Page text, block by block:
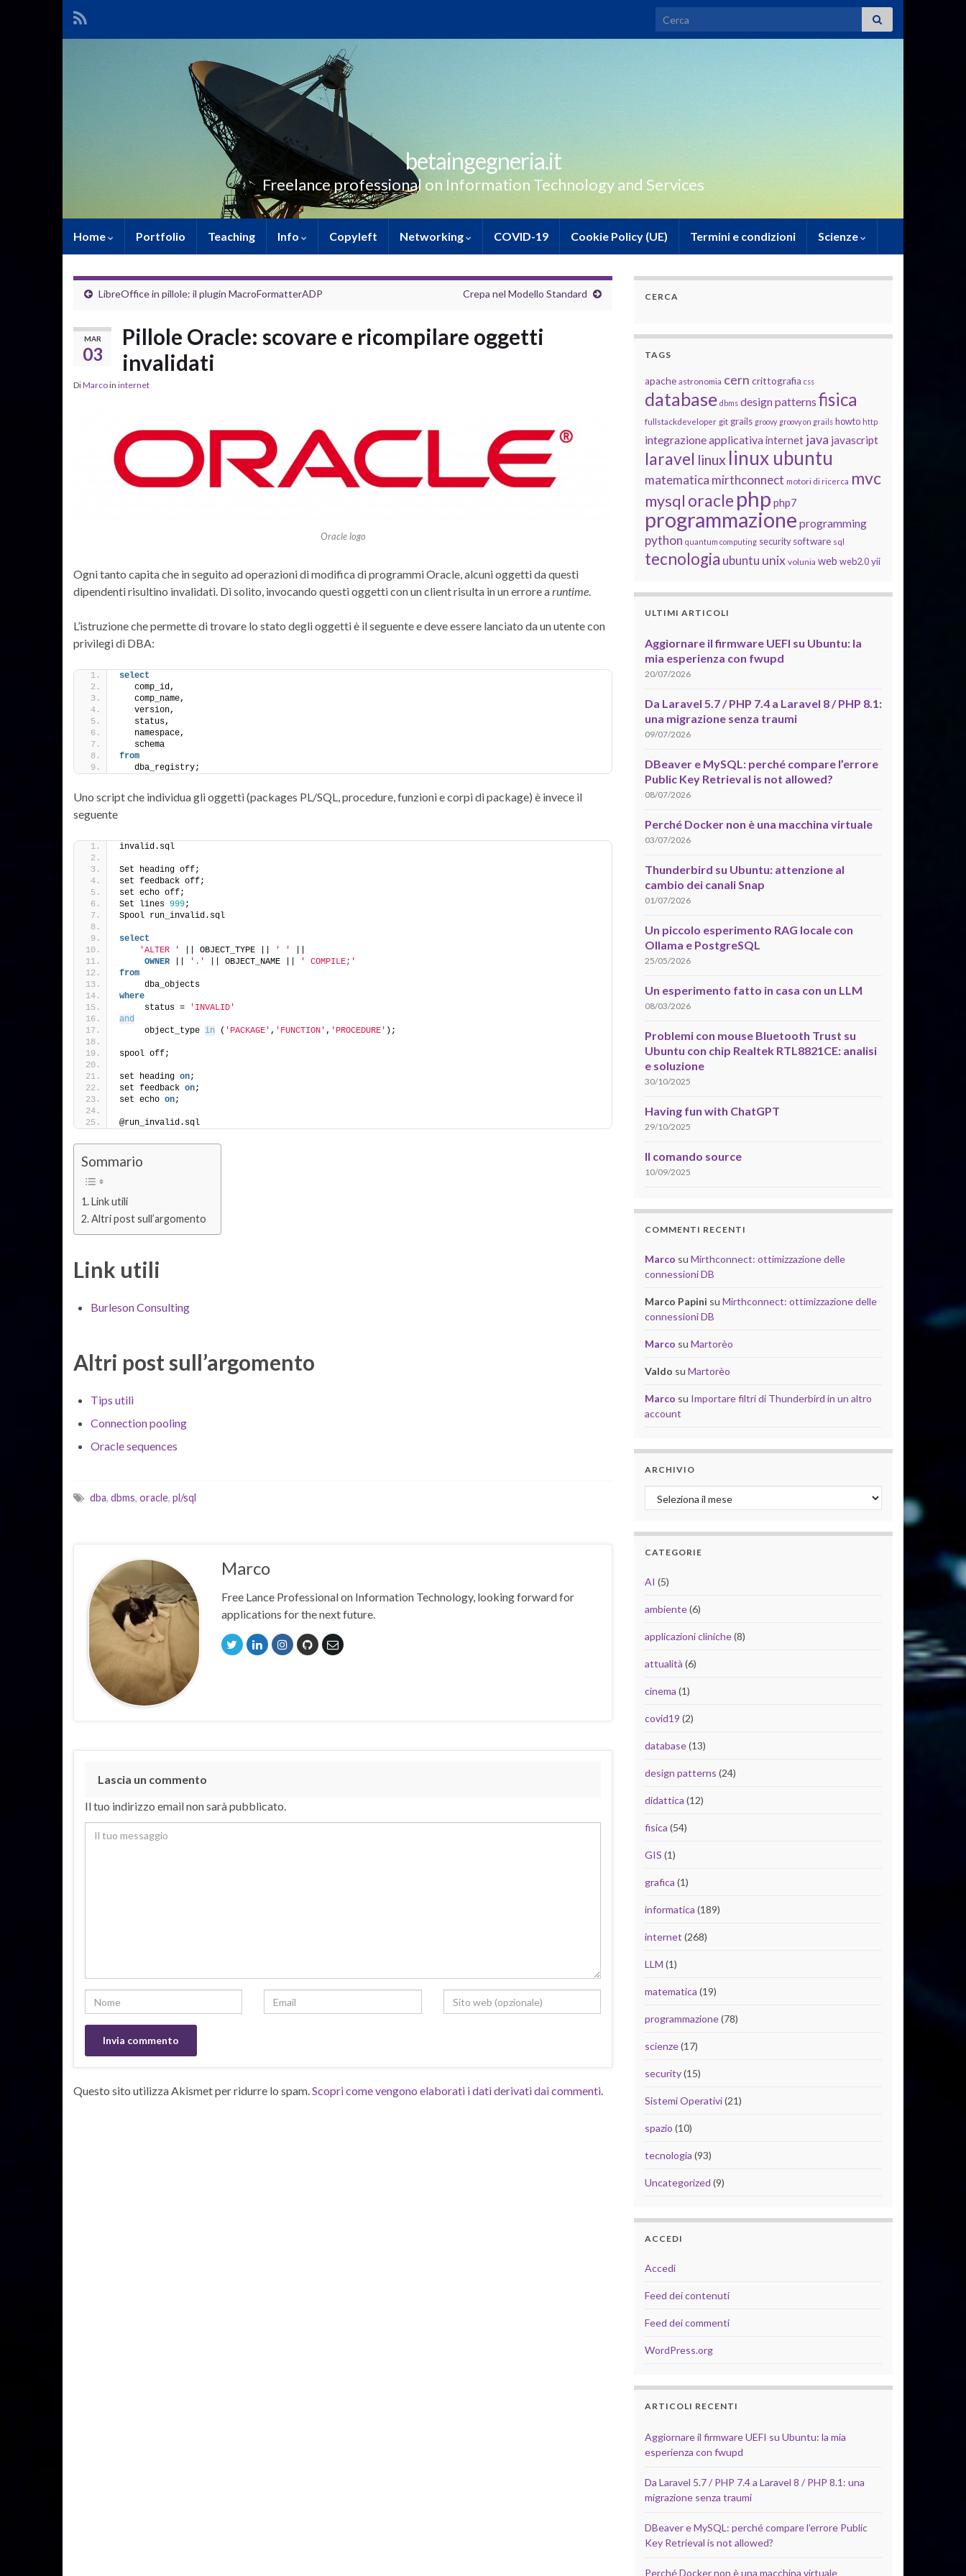
Search for:
betaingegneria.it
Freelance professional on Information Technology and Services
Home Portfolio Teaching Info Copyleft Networking COVID-19 Cookie Policy (UE) Termini e condizioni Scienze
LibreOffice in pillole: il plugin MacroFormatterADP Crepa nel Modello Standard
MAR
03
Pillole Oracle: scovare e ricompilare oggetti
invalidati
DiMarcoin internet
Oracle logo
Ogni tanto capita che in seguito ad operazioni di modifica di programmi Oracle, alcuni oggetti da questi
dipendenti risultino invalidati. Di solito, invocando questi oggetti con un client risulta in un errore aruntime.
L’istruzione che permette di trovare lo stato degli oggetti è il seguente e deve essere lanciato da un utente con
privilegi di DBA:
select
   comp_id,
   comp_name,
   version,
   status,
   namespace,
   schema
from
   dba_registry;
Uno script che individua gli oggetti (packages PL/SQL, procedure, funzioni e corpi di package) è invece il
seguente
invalid.sql
Set heading off;
set feedback off;
set echo off;
Set lines 999;
Spool run_invalid.sql
select
'ALTER '
|| OBJECT_TYPE || ' '
OWNER
'.' || OBJECT_NAME ||
' COMPILE;'
from
     dba_objects
where
     status =
'INVALID'
and
     object_type
in ( 'PACKAGE' , 'FUNCTION' , 'PROCEDURE' );
spool off;
set heading on;
set feedback on;
set echo on;
@run_invalid.sql
Sommario
Link utili
Altri post sull’argomento
Link utili
Burleson Consulting
Altri post sull’argomento
Tips utili
Connection pooling
Oracle sequences
dba, dbms, oracle, pl/sql
Marco
Free Lance Professional on Information Technology, looking forward for
applications for the next future.
Lascia un commento
Il tuo indirizzo email non sarà pubblicato.
Questo sito utilizza Akismet per ridurre lo spam.Scopri come vengono elaborati i dati derivati dai commenti.
CERCA
TAGS
apache astronomia cern crittografia css
database dbms design patterns fisica
fullstackdeveloper git grails groovy groovy on grails howto http
integrazione applicativainternet java javascript
laravel linux linux ubuntu
matematica mirthconnect motori di ricerca mvc
mysql oracle php php7
programmazione programming
python quantum computing security software sql
tecnologia ubuntu unix volunia web web2.0 yii
ULTIMI ARTICOLI
Aggiornare il firmware UEFI su Ubuntu: la
mia esperienza con fwupd
20/07/2026
Da Laravel 5.7 / PHP 7.4 a Laravel 8 / PHP 8.1:
una migrazione senza traumi
09/07/2026
DBeaver e MySQL: perché compare l’errore
Public Key Retrieval is not allowed?
08/07/2026
Perché Docker non è una macchina virtuale
03/07/2026
Thunderbird su Ubuntu: attenzione al
cambio dei canali Snap
01/07/2026
Un piccolo esperimento RAG locale con
Ollama e PostgreSQL
25/05/2026
Un esperimento fatto in casa con un LLM
08/03/2026
Problemi con mouse Bluetooth Trust su
Ubuntu con chip Realtek RTL8821CE: analisi
e soluzione
30/10/2025
Having fun with ChatGPT
29/10/2025
Il comando source
10/09/2025
COMMENTI RECENTI
Marco su Mirthconnect: ottimizzazione delle
connessioni DB
Marco Papini su Mirthconnect: ottimizzazione delle
connessioni DB
Marco su Martorèo
Valdo su Martorèo
Marco su Importare filtri di Thunderbird in un altro
account
ARCHIVIO
Archivio
CATEGORIE
AI (5)
ambiente(6)
applicazioni cliniche(8)
attualità (6)
cinema (1)
covid19 (2)
database(13)
design patterns (24)
didattica (12)
fisica (54)
GIS (1)
grafica (1)
informatica (189)
internet (268)
LLM (1)
matematica (19)
programmazione(78)
scienze(17)
security(15)
Sistemi Operativi(21)
spazio (10)
tecnologia (93)
Uncategorized (9)
ACCEDI
Accedi
Feed dei contenuti
Feed dei commenti
WordPress.org
ARTICOLI RECENTI
Aggiornare il firmware UEFI su Ubuntu: la mia
esperienza con fwupd
Da Laravel 5.7 / PHP 7.4 a Laravel 8 / PHP 8.1: una
migrazione senza traumi
DBeaver e MySQL: perché compare l’errore Public
Key Retrieval is not allowed?
Perché Docker non è una macchina virtuale